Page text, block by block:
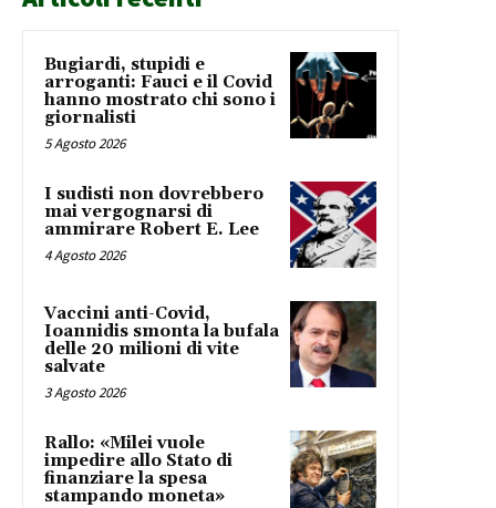
Bugiardi, stupidi e
arroganti: Fauci e il Covid
hanno mostrato chi sono i
giornalisti
5 Agosto 2026
I sudisti non dovrebbero
mai vergognarsi di
ammirare Robert E. Lee
4 Agosto 2026
Vaccini anti-Covid,
Ioannidis smonta la bufala
delle 20 milioni di vite
salvate
3 Agosto 2026
Rallo: «Milei vuole
impedire allo Stato di
finanziare la spesa
stampando moneta»